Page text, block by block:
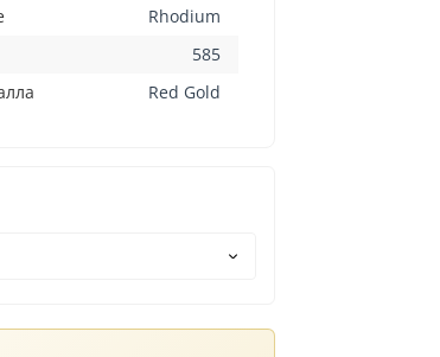
Rhodium
585
Red Gold